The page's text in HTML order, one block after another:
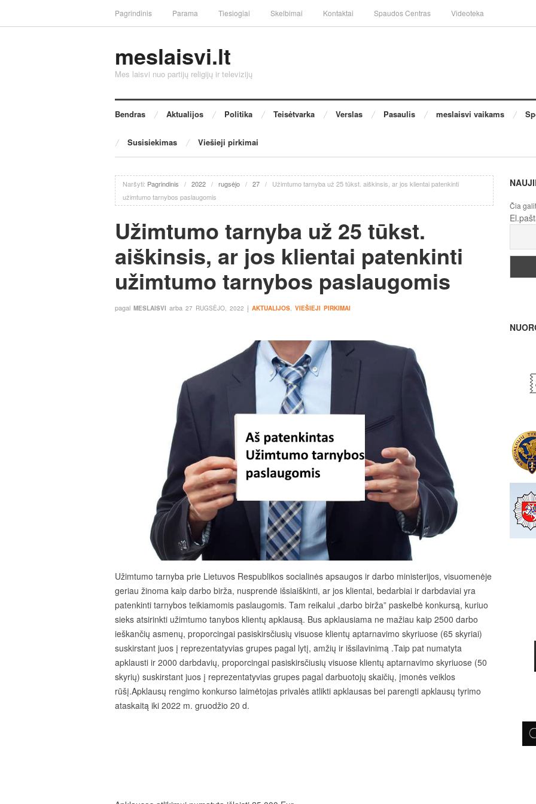
Pagrindinis Parama Tiesiogiai Skelbimai Kontaktai Spaudos Centras Videoteka
meslaisvi.lt
Mes laisvi nuo partijų religijų ir televizijų
Bendras Aktualijos Politika Teisėtvarka Verslas Pasaulis meslaisvi vaikams
Susisiekimas Viešieji pirkimai
Naršyti: Pagrindinis / 2022 / rugsėjo / 27 /
Užimtumo tarnyba už 25 tūkst. aiškinsis, ar jos klientai patenkinti
užimtumo tarnybos paslaugomis
Užimtumo tarnyba už 25 tūkst.
aiškinsis, ar jos klientai patenkinti
užimtumo tarnybos paslaugomis
pagal MESLAISVI arba 27 RUGSĖJO, 2022 į AKTUALIJOS, VIEŠIEJI PIRKIMAI
Užimtumo tarnyba prie Lietuvos Respublikos socialinės apsaugos ir darbo ministerijos, visuomenėje
geriau žinoma kaip darbo birža, nusprendė išsiaiškinti, ar jos klientai, bedarbiai ir darbdaviai yra
patenkinti tarnybos teikiamomis paslaugomis. Tam reikalui „darbo birža” paskelbė konkursą, kuriuo
sieks atsirinkti užimtumo tanybos klientų apklausą. Bus apklausiama ne mažiau kaip 2500 darbo
ieškančių asmenų, proporcingai pasiskirsčiusių visuose klientų aptarnavimo skyriuose (65 skyriai)
suskirstant juos į reprezentatyvias grupes pagal lytį, amžių ir išsilavinimą .Taip pat numatyta
apklausti ir 2000 darbdavių, proporcingai pasiskirsčiusių visuose klientų aptarnavimo skyriuose (50
skyrių) suskirstant juos į reprezentatyvias grupes pagal darbuotojų skaičių, įmonės veiklos
rūšį.Apklausų rengimo konkurso laimėtojas privalės atlikti apklausas bei parengti apklausų tyrimo
ataskaitą iki 2022 m. gruodžio 20 d.
Čia